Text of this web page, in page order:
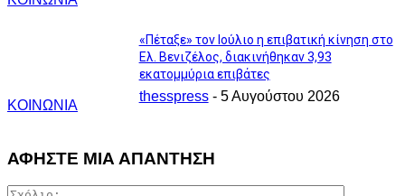
ΚΟΙΝΩΝΙΑ
«Πέταξε» τον Ιούλιο η επιβατική κίνηση στο
Ελ. Βενιζέλος, διακινήθηκαν 3,93
εκατομμύρια επιβάτες
thesspress - 5 Αυγούστου 2026
ΑΦΗΣΤΕ ΜΙΑ ΑΠΑΝΤΗΣΗ